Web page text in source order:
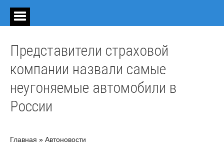
Представители страховой
компании назвали самые
неугоняемые автомобили в
России
Главная » Автоновости